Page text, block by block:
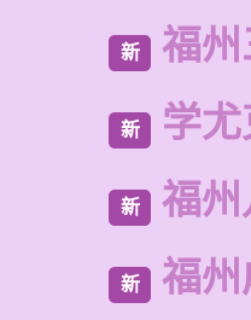
新 福州
新 学
新 福
新 福